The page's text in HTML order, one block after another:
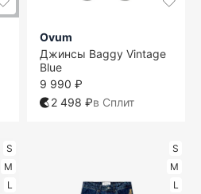
Ovum
Джинсы Baggy Vintage
Blue
9 990 ₽
2 498 ₽в Сплит
S
M
L
S
M
L